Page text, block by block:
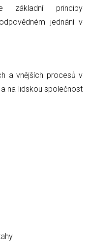
základní principy
jednání v
a vnějších procesů v
na lidskou společnost